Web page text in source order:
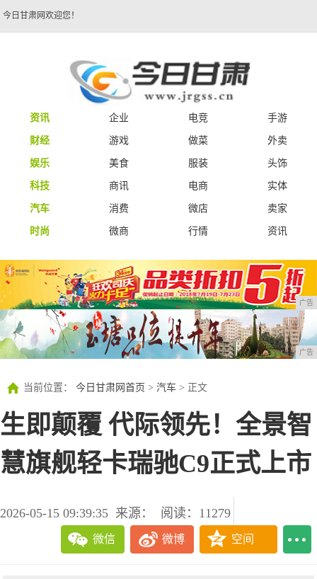
今日甘肃网欢迎您！
资讯 企业 电竞
手游
财经
游戏 做菜
外卖
娱乐
美食 服装
头饰
科技
商讯 电商
实体
汽车
消费 微店
卖家
时尚
微商 行情 资讯
广告
广告
当前位置： 今日甘肃网首页 > 汽车 > 正文
生即颠覆 代际领先！全景智
慧旗舰轻卡瑞驰C9正式上市
2026-05-15 09:39:35 来源： 阅读：11279
微信 微博 空间